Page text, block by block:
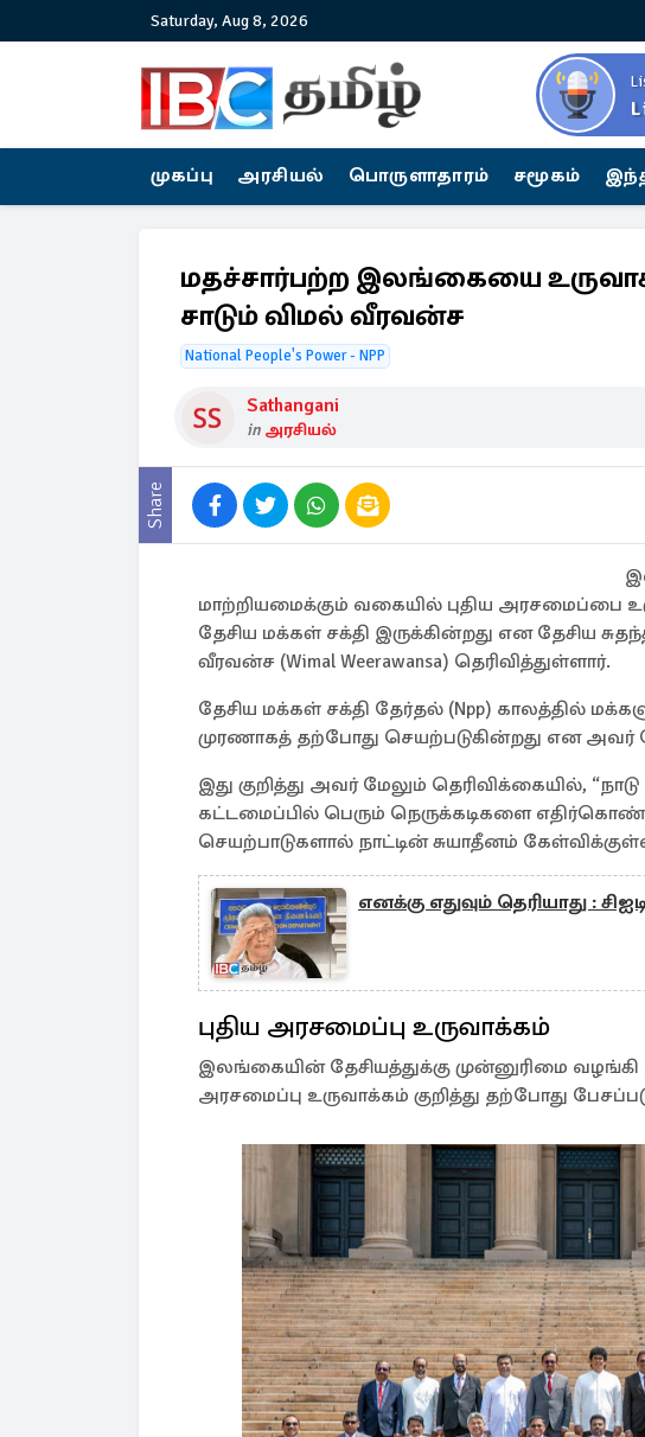
Saturday, Aug 8, 2026
முகப்பு அரசியல் பொருளாதாரம் சமூகம்
மதச்சார்பற்ற இலங்கையை
சாடும் விமல் வீரவன்ச
National People's Power - NPP
Sathangani
in அரசியல்
Share
மாற்றியமைக்கும் வகையில் புதிய அரசமைப்பை
தேசிய மக்கள் சக்தி இருக்கின்றது என தேசிய
வீரவன்ச (Wimal Weerawansa) தெரிவித்துள்ளார்.
தேசிய மக்கள் சக்தி தேர்தல் (Npp) காலத்தில்
முரணாகத் தற்போது செயற்படுகின்றது என அவர்
இது குறித்து அவர் மேலும் தெரிவிக்கையில்,
கட்டமைப்பில் பெரும் நெருக்கடிகளை
செயற்பாடுகளால் நாட்டின் சுயாதீனம்
எனக்கு எதுவும் தெரியாது :
புதிய அரசமைப்பு உருவாக்கம்
இலங்கையின் தேசியத்துக்கு முன்னுரிமை வழங்கி
அரசமைப்பு உருவாக்கம் குறித்து தற்போது